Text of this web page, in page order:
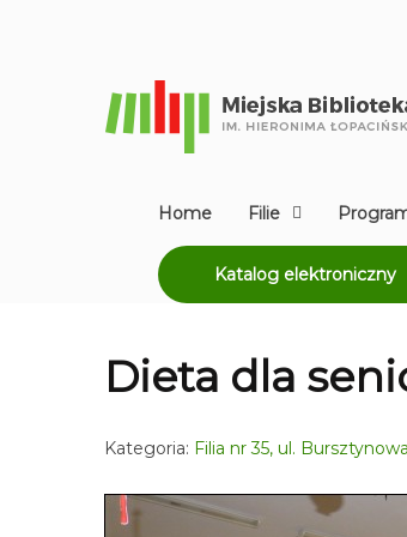
Home Filie
Katalog elektroniczny
Dieta dla
Kategoria: Filia nr 35, ul.